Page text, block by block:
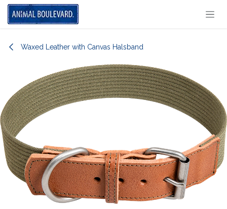
Overslaan naar inhoud
Waxed Leather with Canvas Halsband